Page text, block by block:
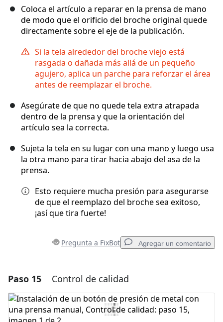
Coloca el artículo a reparar en la prensa de mano
de modo que el orificio del broche original quede
directamente sobre el eje de la publicación.
Si la tela alrededor del broche viejo está
rasgada o dañada más allá de un pequeño
agujero, aplica un parche para reforzar el área
antes de reemplazar el broche.
Asegúrate de que no quede tela extra atrapada
dentro de la prensa y que la orientación del
artículo sea la correcta.
Sujeta la tela en su lugar con una mano y luego usa
la otra mano para tirar hacia abajo del asa de la
prensa.
Esto requiere mucha presión para asegurarse
de que el reemplazo del broche sea exitoso,
¡así que tira fuerte!
Pregunta a FixBot Agregar un comentario
Agregar un comentario
Agregar Comentario
Paso 15 Control de calidad